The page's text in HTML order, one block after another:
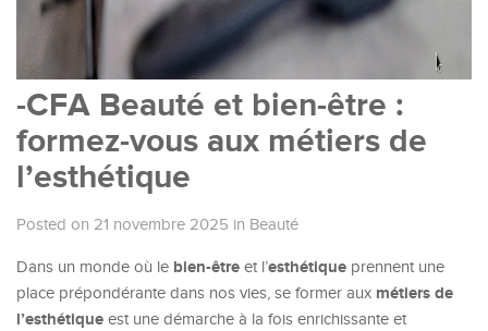
-CFA Beauté et bien-être :
formez-vous aux métiers de
l’esthétique
Posted on 21 novembre 2025 in Beauté
Dans un monde où le bien-être et l’esthétique prennent une
place prépondérante dans nos vies, se former aux métiers de
l’esthétique est une démarche à la fois enrichissante et